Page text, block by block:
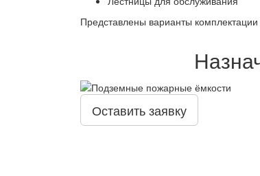
Представлены варианты
Оставить заявку